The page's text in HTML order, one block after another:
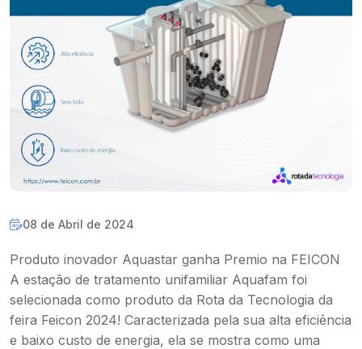
08 de Abril de 2024
Produto inovador Aquastar ganha Premio na FEICON
A estação de tratamento unifamiliar Aquafam foi
selecionada como produto da Rota da Tecnologia da
feira Feicon 2024! Caracterizada pela sua alta eficiência
e baixo custo de energia, ela se mostra como uma